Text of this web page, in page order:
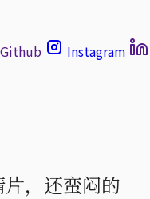
Github Instagram
，还蛮闷的